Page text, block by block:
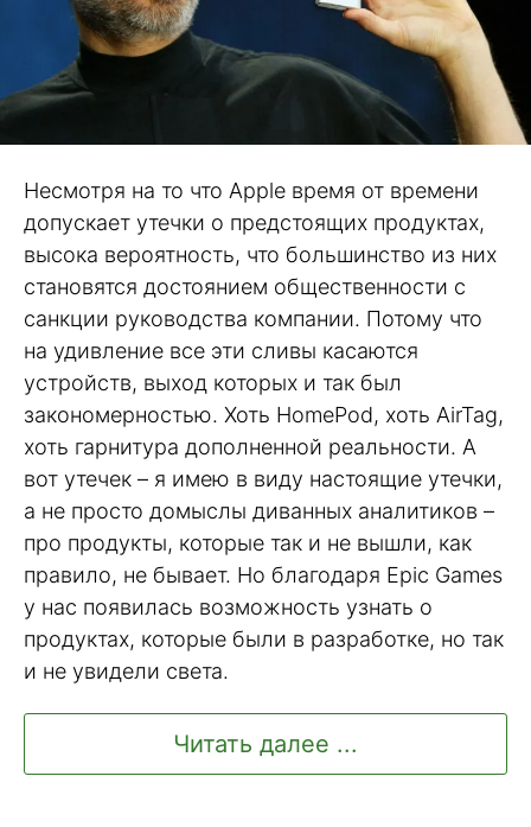
Несмотря на то что Apple время от времени
допускает утечки о предстоящих продуктах,
высока вероятность, что большинство из них
становятся достоянием общественности с
санкции руководства компании. Потому что
на удивление все эти сливы касаются
устройств, выход которых и так был
закономерностью. Хоть HomePod, хоть AirTag,
хоть гарнитура дополненной реальности. А
вот утечек – я имею в виду настоящие утечки,
а не просто домыслы диванных аналитиков –
про продукты, которые так и не вышли, как
правило, не бывает. Но благодаря Epic Games
у нас появилась возможность узнать о
продуктах, которые были в разработке, но так
и не увидели света.
Читать далее ...